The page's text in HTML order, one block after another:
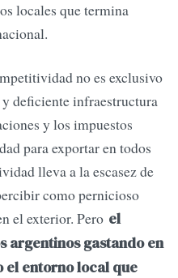
locales que termina
no es exclusivo
deficiente infraestructura
y los impuestos
para exportar en todos
lleva a la escasez de
como pernicioso
el exterior. Pero el
argentinos gastando en
el entorno local que